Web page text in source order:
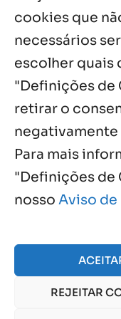
cookies que
necessários
escolher quais
"Definições de
retirar o
Para mais
"Definições de
nosso Aviso
REJEITAR
Notícias por
Agosto, 2026